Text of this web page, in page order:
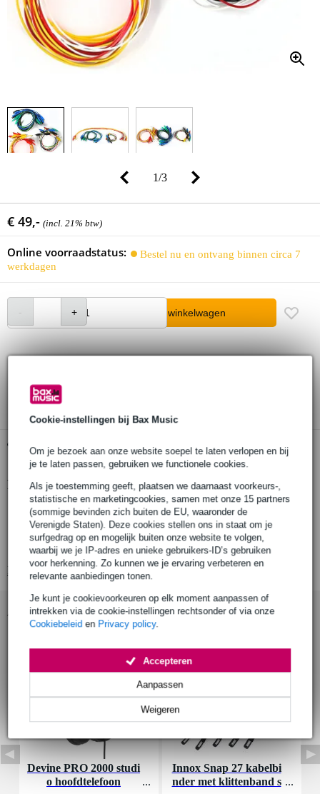
Cookie-instellingen bij Bax Music
Om je bezoek aan onze website soepel te laten verlopen en bij
je te laten passen, gebruiken we functionele cookies.
Als je toestemming geeft, plaatsen we daarnaast voorkeurs-,
statistische en marketingcookies, samen met onze 15 partners
(sommige bevinden zich buiten de EU, waaronder de
Verenigde Staten). Deze cookies stellen ons in staat om je
surfgedrag op en mogelijk buiten onze website te volgen,
waarbij we je IP-adres en unieke gebruikers-ID’s gebruiken
voor herkenning. Zo kunnen we je ervaring verbeteren en
relevante aanbiedingen tonen.
Je kunt je cookievoorkeuren op elk moment aanpassen of
intrekken via de cookie-instellingen rechtsonder of via onze
Cookiebeleid en Privacy policy.
Weigeren
Aanpassen
Accepteren
1/3
€ 49,- (incl. 21% btw)
Online voorraadstatus:
Bestel nu en ontvang binnen circa 7
werkdagen
In winkelwagen
3 jaar Bax Music garantie
Gratis ophalen in de winkel
Productinformatie
kabelset
geschikt voor: SOMA Pulsar-23
type: klem-kabels
Bekijk alle productspecificaties
Accessoires (36)
Devine PRO 2000 studi
o hoofdtelefoon
Innox Snap 27 kabelbi
nder met klittenband s